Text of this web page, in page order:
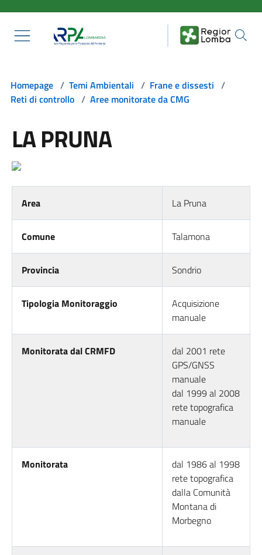
Homepage / Temi Ambientali / Frane e dissesti /
Reti di controllo / Aree monitorate da CMG
LA PRUNA
Area La Pruna
Comune Talamona
Provincia Sondrio
Tipologia Monitoraggio
Acquisizione
manuale
Monitorata dal CRMFD
dal 2001 rete
GPS/GNSS
manuale
dal 1999 al 2008
rete topografica
manuale
Monitorata
dal 1986 al 1998
rete topografica
dalla Comunità
Montana di
Morbegno